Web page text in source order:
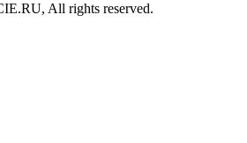
All rights reserved.